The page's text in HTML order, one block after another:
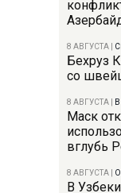
8 АВГУСТА
Бехруз
со
8 АВГУСТА
Маск
вглубь
8 АВГУСТА
В